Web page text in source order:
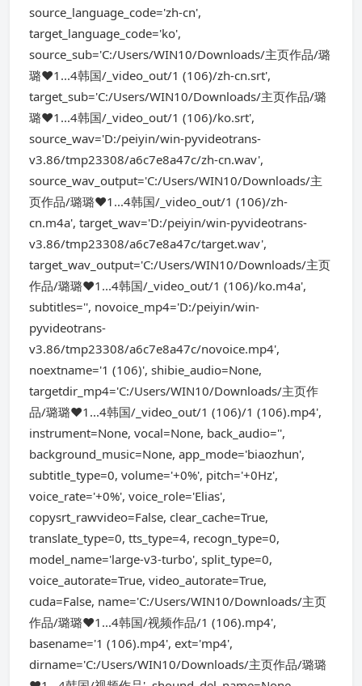
source_language_code='zh-cn',
target_language_code='ko',
source_sub='C:/Users/WIN10/Downloads/主页作品/璐
璐❤️1...4韩国/_video_out/1 (106)/zh-cn.srt',
target_sub='C:/Users/WIN10/Downloads/主页作品/璐
璐❤️1...4韩国/_video_out/1 (106)/ko.srt',
source_wav='D:/peiyin/win-pyvideotrans-
v3.86/tmp23308/a6c7e8a47c/zh-cn.wav',
source_wav_output='C:/Users/WIN10/Downloads/主
页作品/璐璐❤️1...4韩国/_video_out/1 (106)/zh-
cn.m4a', target_wav='D:/peiyin/win-pyvideotrans-
v3.86/tmp23308/a6c7e8a47c/target.wav',
target_wav_output='C:/Users/WIN10/Downloads/主页
作品/璐璐❤️1...4韩国/_video_out/1 (106)/ko.m4a',
subtitles='', novoice_mp4='D:/peiyin/win-
pyvideotrans-
v3.86/tmp23308/a6c7e8a47c/novoice.mp4',
noextname='1 (106)', shibie_audio=None,
targetdir_mp4='C:/Users/WIN10/Downloads/主页作
品/璐璐❤️1...4韩国/_video_out/1 (106)/1 (106).mp4',
instrument=None, vocal=None, back_audio='',
background_music=None, app_mode='biaozhun',
subtitle_type=0, volume='+0%', pitch='+0Hz',
voice_rate='+0%', voice_role='Elias',
copysrt_rawvideo=False, clear_cache=True,
translate_type=0, tts_type=4, recogn_type=0,
model_name='large-v3-turbo', split_type=0,
voice_autorate=True, video_autorate=True,
cuda=False, name='C:/Users/WIN10/Downloads/主页
作品/璐璐❤️1...4韩国/视频作品/1 (106).mp4',
basename='1 (106).mp4', ext='mp4',
dirname='C:/Users/WIN10/Downloads/主页作品/璐璐